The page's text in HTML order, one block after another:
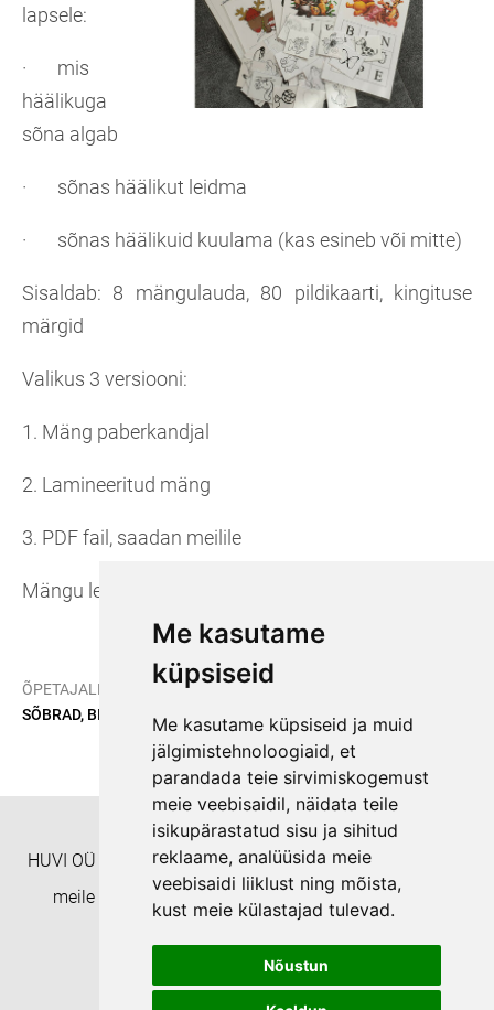
Me kasutame
küpsiseid
Me kasutame küpsiseid ja muid
jälgimistehnoloogiaid, et
parandada teie sirvimiskogemust
meie veebisaidil, näidata teile
isikupärastatud sisu ja sihitud
reklaame, analüüsida meie
veebisaidi liiklust ning mõista,
kust meie külastajad tulevad.
Nõustun
lapsele:
· mis
häälikuga
sõna algab
· sõnas häälikut leidma
· sõnas häälikuid kuulama (kas esineb või mitte)
Sisaldab: 8 mängulauda, 80 pildikaarti, kingituse
märgid
Valikus 3 versiooni:
1. Mäng paberkandjal
2. Lamineeritud mäng
3. PDF fail, saadan meilile
Mängu leiab
ÕPETAJALE ÕPPEMATERJALID /
SÕBRAD, BINGO! Häälikumäng
HUVI OÜ Täienduskoolitusasutus EHISe ID: 8332 Helista
meile numbril +372 55938233 või kirjuta aadressil
Privaatsuspoliitika